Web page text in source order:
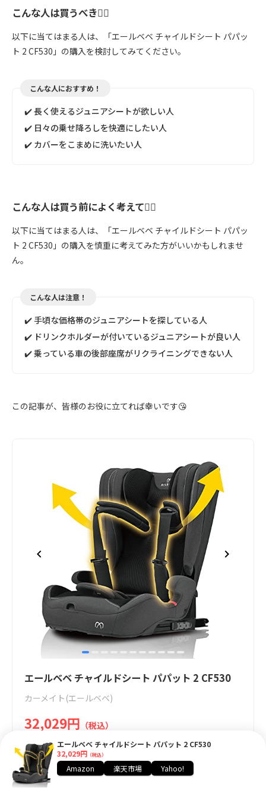
こんな人は買うべき🙆‍♀️
以下に当てはまる人は、「エールベベ チャイルドシート パパッ
ト 2 CF530」の購入を検討してみてください。
こんな人におすすめ！
✔️ 長く使えるジュニアシートが欲しい人
✔️ 日々の乗せ降ろしを快適にしたい人
✔️ カバーをこまめに洗いたい人
こんな人は買う前によく考えて🙅‍♀️
以下に当てはまる人は、「エールベベ チャイルドシート パパッ
ト 2 CF530」の購入を慎重に考えてみた方がいいかもしれませ
ん。
こんな人は注意！
✔️ 手頃な価格帯のジュニアシートを探している人
✔️ ドリンクホルダーが付いているジュニアシートが良い人
✔️ 乗っている車の後部座席がリクライニングできない人
この記事が、皆様のお役に立てれば幸いです😘
itemitemitemitemitemitemitemitemitemitemitem
1
11
エールベベ チャイルドシート パパット 2 CF530
カーメイト(エールベベ)
32,029円 （税込）
エールベベ チャイルドシート パパット 2 CF530
32,029円 （税込）
Amazon 楽天市場 Yahoo!